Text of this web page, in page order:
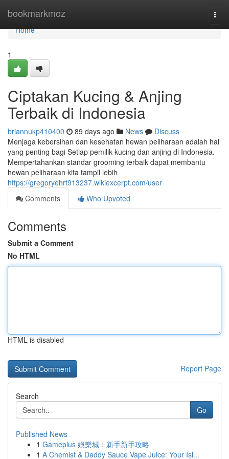
bookmarkmoz
Home
Home
1
Ciptakan Kucing & Anjing
Terbaik di Indonesia
briannukp410400 89 days ago News
Discuss
Menjaga kebersihan dan kesehatan hewan peliharaan adalah hal
yang penting bagi Setiap pemilik kucing dan anjing di Indonesia.
Mempertahankan standar grooming terbaik dapat membantu
hewan peliharaan kita tampil lebih
https://gregoryehrt913237.wikiexcerpt.com/user
Comments
Who Upvoted
Comments
Submit a Comment
No HTML
HTML is disabled
Report Page
Search
Go
Published News
1 Gameplus 娛樂城：新手新手攻略
1 A Chemist & Daddy Sauce Vape Juice: Your Isl...